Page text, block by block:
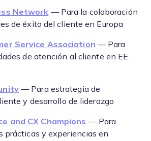
Network — Para la colaboración
de éxito del cliente en Europa
Service Association — Para
de atención al cliente en EE.
— Para estrategia de
y desarrollo de liderazgo
and CX Champions — Para
prácticas y experiencias en